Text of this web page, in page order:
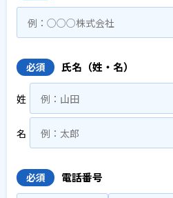
必須 氏名（姓・名）
姓
名
必須 電話番号